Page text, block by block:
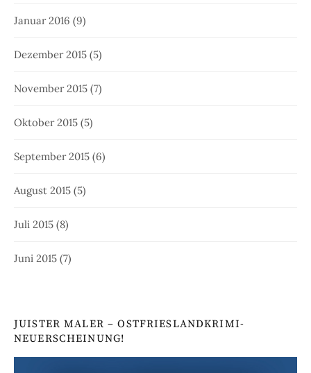
Januar 2016 (9)
Dezember 2015 (5)
November 2015 (7)
Oktober 2015 (5)
September 2015 (6)
August 2015 (5)
Juli 2015 (8)
Juni 2015 (7)
JUISTER MALER – OSTFRIESLANDKRIMI-
NEUERSCHEINUNG!